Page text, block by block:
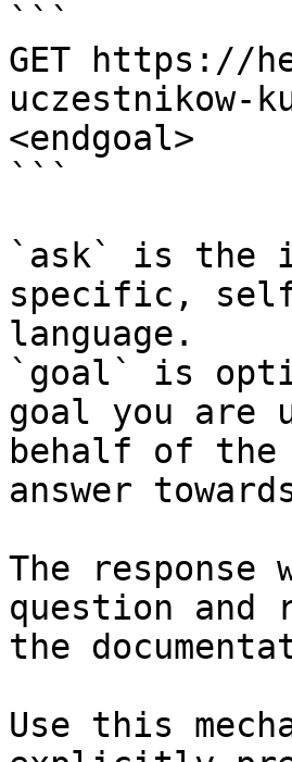
```
GET https://
uczestnikow-
<endgoal>
```
`ask` is the
specific,
language.
`goal` is
goal you are
behalf of
answer
The
question and
the
Use this